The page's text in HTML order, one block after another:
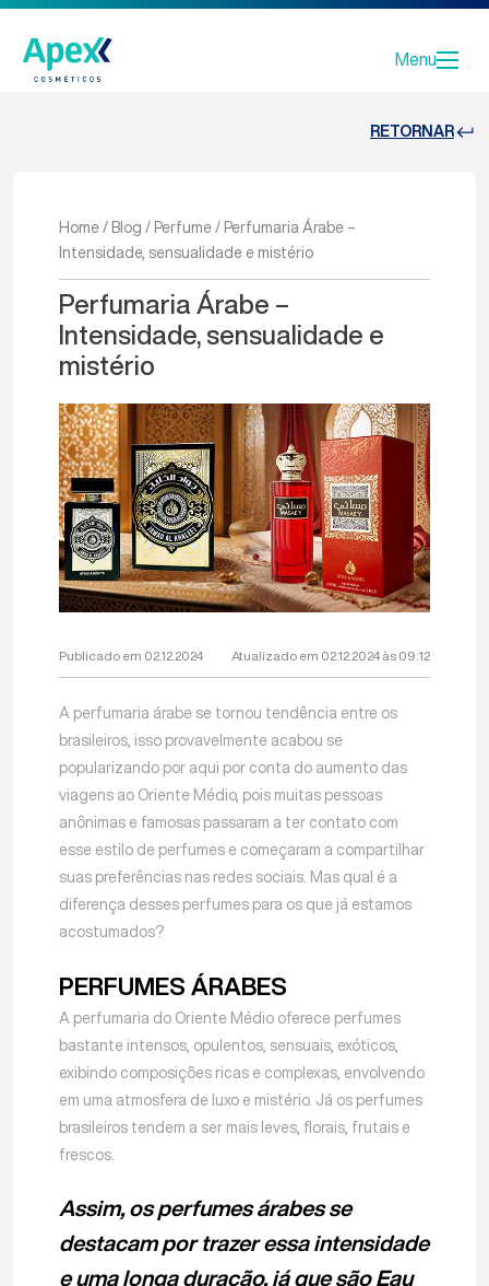
Menu
RETORNAR
Home/ Blog / Perfume/ Perfumaria Árabe –
Intensidade, sensualidade e mistério
Perfumaria Árabe –
Intensidade, sensualidade e
mistério
Publicado em 02.12.2024 Atualizado em 02.12.2024 às 09:12
A perfumaria árabe se tornou tendência entre os
brasileiros, isso provavelmente acabou se
popularizando por aqui por conta do aumento das
viagens ao Oriente Médio, pois muitas pessoas
anônimas e famosas passaram a ter contato com
esse estilo de perfumes e começaram a compartilhar
suas preferências nas redes sociais. Mas qual é a
diferença desses perfumes para os que já estamos
acostumados?
PERFUMES ÁRABES
A perfumaria do Oriente Médio oferece perfumes
bastante intensos, opulentos, sensuais, exóticos,
exibindo composições ricas e complexas, envolvendo
em uma atmosfera de luxo e mistério. Já os perfumes
brasileiros tendem a ser mais leves, florais, frutais e
frescos.
Assim, os perfumes árabes se
destacam por trazer essa intensidade
e uma longa duração, já que são Eau